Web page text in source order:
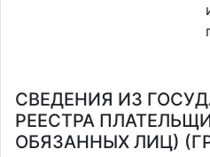
СВЕДЕНИЯ ИЗ
РЕЕСТРА
ОБЯЗАННЫХ ЛИЦ)